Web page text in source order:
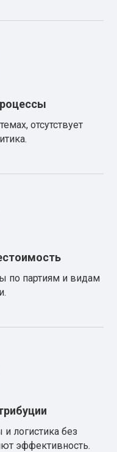
отсутствует
по партиям и видам
логистика без
эффективность.